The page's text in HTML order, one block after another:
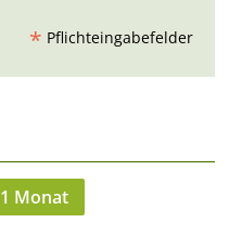
* Pflichteingabefelder
1 Monat